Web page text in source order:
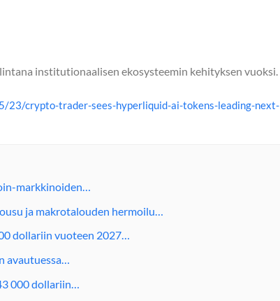
institutionaalisen ekosysteemin kehityksen vuoksi.
23/crypto-trader-sees-hyperliquid-ai-tokens-leading-next-
markkinoiden…
ja makrotalouden hermoilu…
dollariin vuoteen 2027…
avautuessa…
000 dollariin…